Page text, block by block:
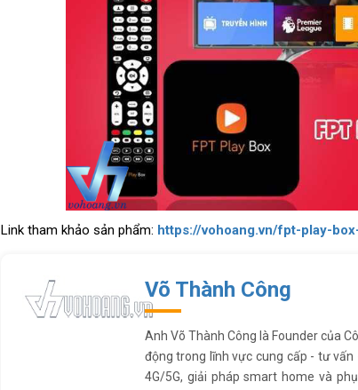
Link tham khảo sản phẩm: https://vohoang.vn/fpt-play-
Võ Thành Công
Anh Võ Thành Công là Founder của
động trong lĩnh vực cung cấp - tư
4G/5G, giải pháp smart home và